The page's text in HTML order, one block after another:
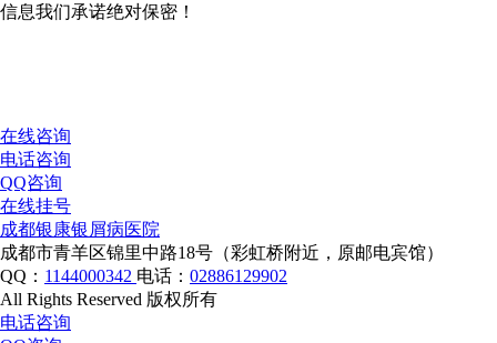
信息我们承诺绝对保密！
在线咨询
电话咨询
QQ咨询
在线挂号
成都银康银屑病医院
成都市青羊区锦里中路18号（彩虹桥附近，原邮电宾馆）
QQ： 1144000342 电话： 02886129902
All Rights Reserved 版权所有
电话咨询